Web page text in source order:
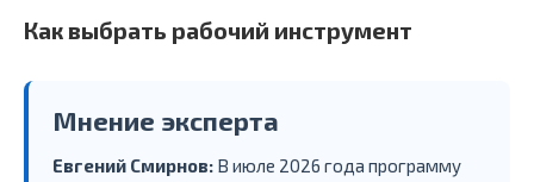
Как выбрать рабочий инструмент
Мнение эксперта
Евгений Смирнов: В июле 2026 года программу